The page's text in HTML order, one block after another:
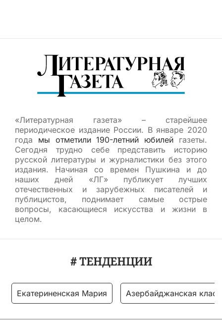
«Литературная газета» – старейшее
периодическое издание России. В январе 2020
года мы отметили 190-летний юбилей газеты.
Сегодня трудно себе представить историю
русской литературы и журналистики без этого
издания. Начиная со времен Пушкина и до
наших дней «ЛГ» публикует лучших
отечественных и зарубежных писателей и
публицистов, поднимает самые острые
вопросы, касающиеся искусства и жизни в
целом.
# ТЕНДЕНЦИИ
Екатериненская Мария Азербайджанская